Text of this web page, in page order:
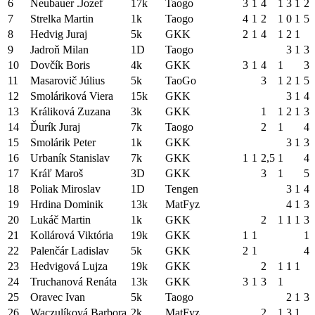
6 Neubauer .Jozef 17k Taogo 3 1 4 1 3 1 2
7
Strelka Martin 1k Taogo 4 1 2 1 0 1 5
8
Hedvig Juraj 5k GKK 2 1 4 1 2 1
9
Jadroň Milan 1D Taogo 3 1 3
10
Dovčík Boris 4k GKK 3 1 4 1
3
11
Masarovič Július 5k TaoGo 3 1 2 1 5
12
Smoláriková Viera 15k GKK 3 1 4
13
Králiková Zuzana 3k GKK 1 1 2 1 3
14
Ďurík Juraj 7k Taogo 2 1
4
15
Smolárik Peter 1k GKK 3 1 3
16
Urbaník Stanislav 7k GKK 1 1 2,5 1
4
17
Kráľ Maroš 3D GKK 3 1
5
18
Poliak Miroslav 1D Tengen 3 1 4
19
Hrdina Dominik 13k MatFyz 4 1 3
20
Lukáč Martin 1k GKK 2 1 1 1 3
21
Kollárová Viktória 19k GKK 1 1
1
22
Palenčár Ladislav 5k GKK 2 1
4
23
Hedvigová Lujza 19k GKK 2 1 1 1
24
Truchanová Renáta 13k GKK 3 1 3
1
25
Oravec Ivan 5k Taogo 2 1 3